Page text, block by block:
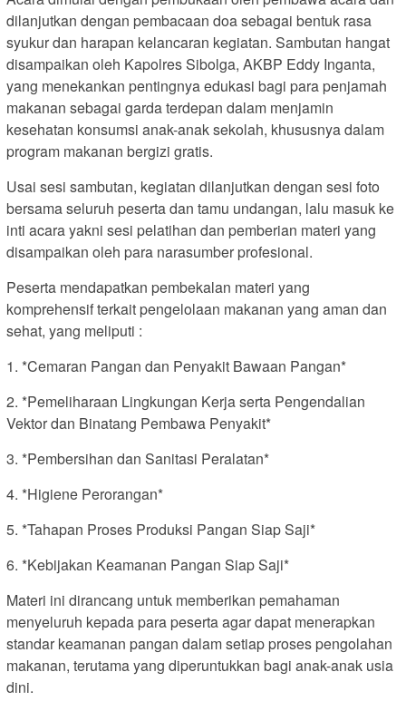
dilanjutkan dengan pembacaan doa sebagai bentuk rasa
syukur dan harapan kelancaran kegiatan. Sambutan hangat
disampaikan oleh Kapolres Sibolga, AKBP Eddy Inganta,
yang menekankan pentingnya edukasi bagi para penjamah
makanan sebagai garda terdepan dalam menjamin
kesehatan konsumsi anak-anak sekolah, khususnya dalam
program makanan bergizi gratis.
Usai sesi sambutan, kegiatan dilanjutkan dengan sesi foto
bersama seluruh peserta dan tamu undangan, lalu masuk ke
inti acara yakni sesi pelatihan dan pemberian materi yang
disampaikan oleh para narasumber profesional.
Peserta mendapatkan pembekalan materi yang
komprehensif terkait pengelolaan makanan yang aman dan
sehat, yang meliputi :
1. *Cemaran Pangan dan Penyakit Bawaan Pangan*
2. *Pemeliharaan Lingkungan Kerja serta Pengendalian
Vektor dan Binatang Pembawa Penyakit*
3. *Pembersihan dan Sanitasi Peralatan*
4. *Higiene Perorangan*
5. *Tahapan Proses Produksi Pangan Siap Saji*
6. *Kebijakan Keamanan Pangan Siap Saji*
Materi ini dirancang untuk memberikan pemahaman
menyeluruh kepada para peserta agar dapat menerapkan
standar keamanan pangan dalam setiap proses pengolahan
makanan, terutama yang diperuntukkan bagi anak-anak usia
dini.